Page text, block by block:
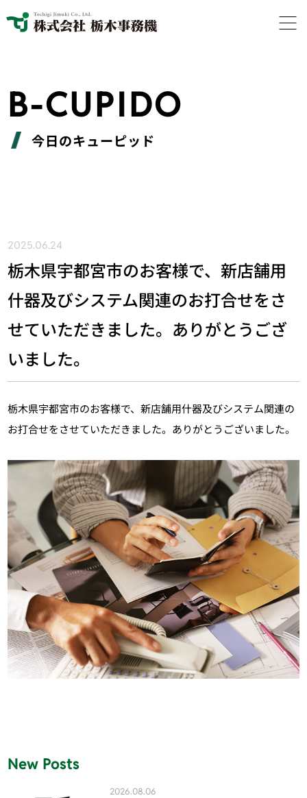
B-CUPIDO
今日のキューピッド
2025.06.24
栃木県宇都宮市のお客様で、新店舗用
什器及びシステム関連のお打合せをさ
せていただきました。ありがとうござ
いました。
栃木県宇都宮市のお客様で、新店舗用什器及びシステム関連の
お打合せをさせていただきました。ありがとうございました。
New Posts
2026.08.06